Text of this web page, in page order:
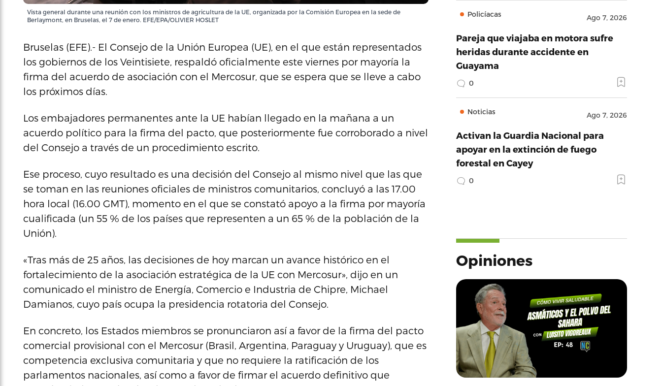
Vista general durante una reunión con los ministros de agricultura de la UE, organizada por la Comisión Europea en la sede de
Berlaymont, en Bruselas, el 7 de enero. EFE/EPA/OLIVIER HOSLET
Bruselas (EFE).- El Consejo de la Unión Europea (UE), en el que están representados
los gobiernos de los Veintisiete, respaldó oficialmente este viernes por mayoría la
firma del acuerdo de asociación con el Mercosur, que se espera que se lleve a cabo
los próximos días.
Los embajadores permanentes ante la UE habían llegado en la mañana a un
acuerdo político para la firma del pacto, que posteriormente fue corroborado a nivel
del Consejo a través de un procedimiento escrito.
Ese proceso, cuyo resultado es una decisión del Consejo al mismo nivel que las que
se toman en las reuniones oficiales de ministros comunitarios, concluyó a las 17.00
hora local (16.00 GMT), momento en el que se constató apoyo a la firma por mayoría
cualificada (un 55 % de los países que representen a un 65 % de la población de la
Unión).
«Tras más de 25 años, las decisiones de hoy marcan un avance histórico en el
fortalecimiento de la asociación estratégica de la UE con Mercosur», dijo en un
comunicado el ministro de Energía, Comercio e Industria de Chipre, Michael
Damianos, cuyo país ocupa la presidencia rotatoria del Consejo.
En concreto, los Estados miembros se pronunciaron así a favor de la firma del pacto
comercial provisional con el Mercosur (Brasil, Argentina, Paraguay y Uruguay), que es
competencia exclusiva comunitaria y que no requiere la ratificación de los
parlamentos nacionales, así como a favor de firmar el acuerdo definitivo que
Policíacas Ago 7, 2026
Pareja que viajaba en motora sufre
heridas durante accidente en
Guayama
0
Noticias Ago 7, 2026
Activan la Guardia Nacional para
apoyar en la extinción de fuego
forestal en Cayey
0
Opiniones